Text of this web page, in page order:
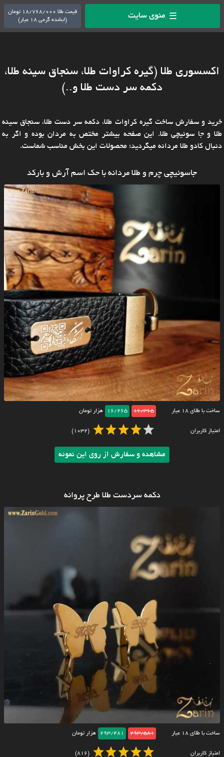
☰ منوی سایت
قیمت طلا 18/768/000 تومان
(ابشده گرمی 18 عیار)
اکسسوری طلا (گیره کراوات طلا، سنجاق سینه طلا،
دکمه سر دست طلا و..)
خرید و سفارش ساخت گیره کراوات طلا، دکمه سر دست طلا، سنجاق سینه
طلا و جا سوئیچی طلا. این صفحه بیشتر مختص به مردان بوده و اگر به
دنبال کادو طلا مردانه میگردید؛ محصولات این بخش مناسب شماست.
جاسوئیچی چرم و طلا مردانه با حک اسم آرش و بارکد
ساخت با طلای ۱۸ عیار 16/365
16/265 هزار تومان
امتیاز کاربران (1032)
مشاهده و سفارش از روی این نمونه
دکمه سردست طلا طرح پروانه
ساخت با طلای ۱۸ عیار 293/581
293/481 هزار تومان
امتیاز کاربران (816)